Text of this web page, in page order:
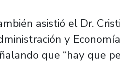
asistió el Dr.
y
que “hay que